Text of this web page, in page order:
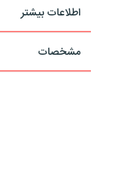
اطلاعات بیشتر
مشخصات